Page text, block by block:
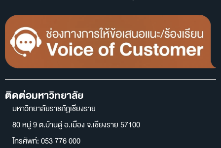
ติดต่อมหาวิทยาลัย
มหาวิทยาลัยราชภัฏเชียงราย
80 หมู่ 9 ต.บ้านดู่ อ.เมือง จ.เชียงราย 57100
โทรศัพท์: 053 776 000